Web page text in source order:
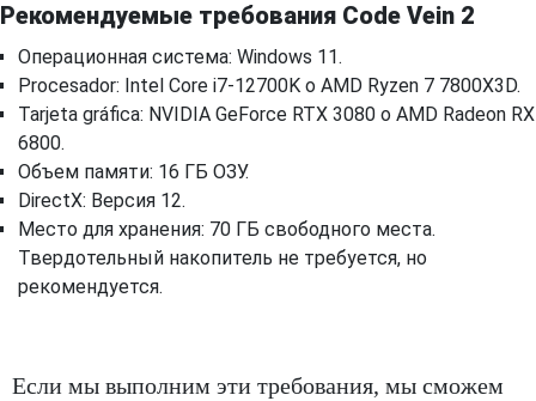
Рекомендуемые требования Code Vein 2
Операционная система: Windows 11.
Procesador: Intel Core i7-12700K o AMD Ryzen 7 7800X3D.
Tarjeta gráfica: NVIDIA GeForce RTX 3080 o AMD Radeon RX
6800.
Объем памяти: 16 ГБ ОЗУ.
DirectX: Версия 12.
Место для хранения: 70 ГБ свободного места.
Твердотельный накопитель не требуется, но
рекомендуется.
Если мы выполним эти требования, мы сможем